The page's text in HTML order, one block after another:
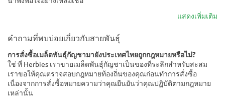
แสดงเพิ่มเติม
คำถามที่พบบ่อยเกี่ยวกับสายพันธุ์
การสั่งซื้อเมล็ดพันธุ์กัญชามายังประเทศไทยถูกกฎหมายหรือไม่?
ใช่ ที่ Herbies เราขายเมล็ดพันธุ์กัญชาเป็นของที่ระลึกสำหรับสะสม
เราขอให้คุณตรวจสอบกฎหมายท้องถิ่นของคุณก่อนทำการสั่งซื้อ
เนื่องจากการสั่งซื้อหมายความว่าคุณยืนยันว่าคุณปฏิบัติตามกฎหมาย
เหล่านั้น